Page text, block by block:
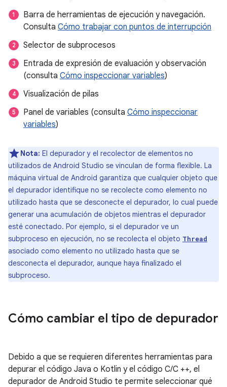
Barra de herramientas de ejecución y navegación.
Consulta Cómo trabajar con puntos de interrupción
Selector de subprocesos
Entrada de expresión de evaluación y observación
(consulta Cómo inspeccionar variables)
Visualización de pilas
Panel de variables (consulta Cómo inspeccionar
variables)
Nota: El depurador y el recolector de elementos no
utilizados de Android Studio se vinculan de forma flexible. La
máquina virtual de Android garantiza que cualquier objeto que
el depurador identifique no se recolecte como elemento no
utilizado hasta que se desconecte el depurador, lo cual puede
generar una acumulación de objetos mientras el depurador
esté conectado. Por ejemplo, si el depurador ve un
subproceso en ejecución, no se recolecta el objeto Thread
asociado como elemento no utilizado hasta que se
desconecta el depurador, aunque haya finalizado el
subproceso.
Cómo cambiar el tipo de depurador
Debido a que se requieren diferentes herramientas para
depurar el código Java o Kotlin y el código C/C ++, el
depurador de Android Studio te permite seleccionar qué